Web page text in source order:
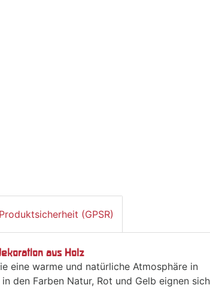
Produktsicherheit (GPSR)
aus Holz
eine warme und natürliche Atmosphäre in
den Farben Natur, Rot und Gelb eignen sich